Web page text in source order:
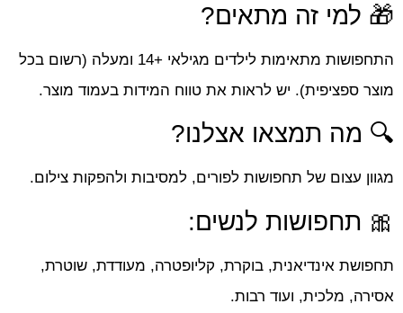
🎁 למי זה מתאים?
התחפושות מתאימות לילדים מגילאי +14 ומעלה (רשום בכל
מוצר ספציפית). יש לראות את טווח המידות בעמוד מוצר.
🔍 מה תמצאו אצלנו?
מגוון עצום של תחפושות לפורים, למסיבות ולהפקות צילום.
🎀 תחפושות לנשים:
תחפושת אינדיאנית, בוקרת, קליופטרה, מעודדת, שוטרת,
אסירה, מלכית, ועוד רבות.